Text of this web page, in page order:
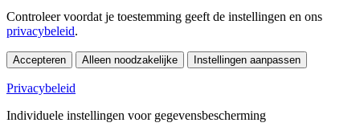
Controleer voordat je toestemming geeft de instellingen en ons
privacybeleid.
Accepteren Alleen noodzakelijke Instellingen aanpassen
Privacybeleid
Individuele instellingen voor gegevensbescherming